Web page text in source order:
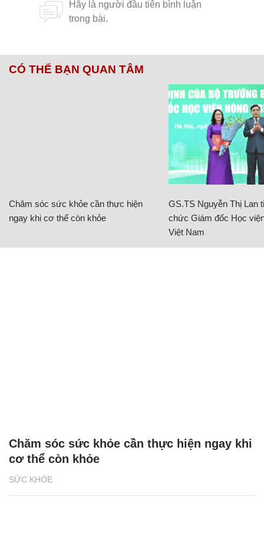
CÓ THỂ BẠN QUAN TÂM
Chăm sóc sức khỏe cần thực hiện
ngay khi cơ thể còn khỏe
GS.TS Nguyễn Thị Lan
chức Giám đốc Học
Việt Nam
SỨC KHỎE
Chăm sóc sức khỏe cần thực hiện ngay khi
cơ thể còn khỏe